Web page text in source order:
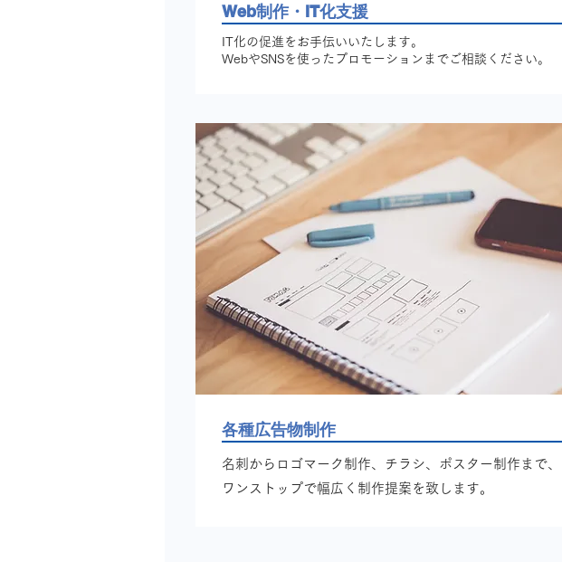
Web制作・IT化支援
IT化の促進をお手伝いいたします。
WebやSNSを使ったプロモーションまでご相談ください。
各種広告物制作
名刺からロゴマーク制作、チラシ、ポスター制作まで、
ワンストップで幅広く制作提案を致します。